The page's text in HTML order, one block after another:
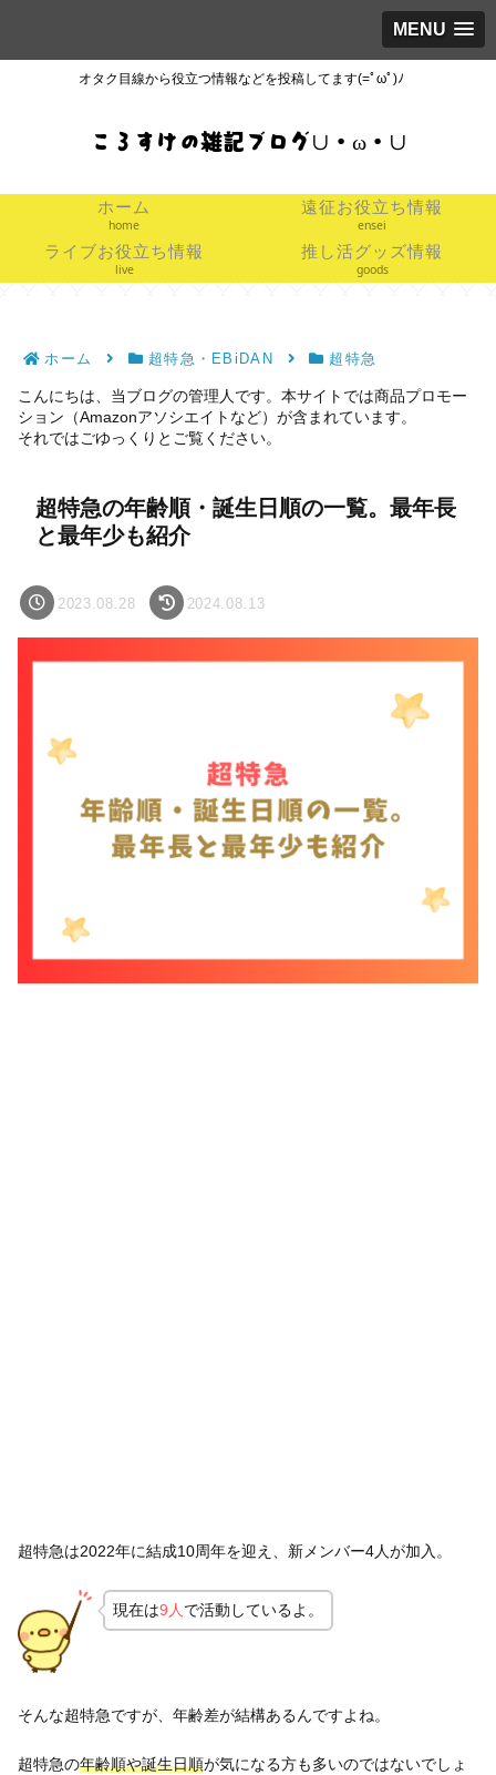
MENU
オタク目線から役立つ情報などを投稿してます(=ﾟωﾟ)ﾉ
ころすけの雑記ブログ∪・ω・∪
ホーム
home
遠征お役立ち情報
ensei
ライブお役立ち情報
live
推し活グッズ情報
goods
ホーム 超特急・EBiDAN 超特急
こんにちは、当ブログの管理人です。本サイトでは商品プロモー
ション（Amazonアソシエイトなど）が含まれています。
それではごゆっくりとご覧ください。
超特急の年齢順・誕生日順の一覧。最年長
と最年少も紹介
2023.08.28 2024.08.13
超特急は2022年に結成10周年を迎え、新メンバー4人が加入。
現在は9人 で活動しているよ。
そんな超特急ですが、年齢差が結構あるんですよね。
超特急の年齢順や誕生日順が気になる方も多いのではないでしょ